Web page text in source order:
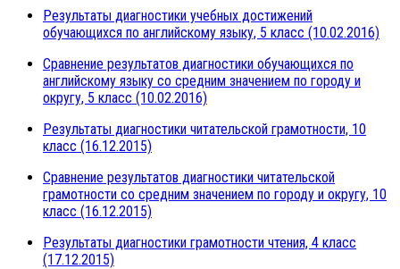
Результаты диагностики учебных достижений
обучающихся по английскому языку, 5 класс (10.02.2016)
Сравнение результатов диагностики обучающихся по
английскому языку со средним значением по городу и
округу, 5 класс (10.02.2016)
Результаты диагностики читательской грамотности, 10
класс (16.12.2015)
Сравнение результатов диагностики читательской
грамотности со средним значением по городу и округу, 10
класс (16.12.2015)
Результаты диагностики грамотности чтения, 4 класс
(17.12.2015)